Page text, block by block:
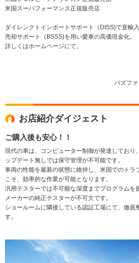
米国スーパフォーマンス正規販売店
ダイレンクトインポートサポート（DISS)で直輸入
売却サポート（BSSS)を用い愛車の高価現金化。
詳しくはホームページにて。
バズフ
お店紹介ダイジェスト
ご購入後も安心！！
現代の車は、コンピューター制御が発達しており
ップデート無しでは保守管理が不可能です。
車両の性能を最新の状態に維持し、米国でのトラ
こそ、効率的な作業が可能となります。
汎用テスターでは不可能な深度までプログラムを
メーカーの純正テスターが不可欠です。
ショールームに隣接している認証工場にて、徹底
す。